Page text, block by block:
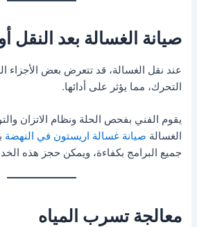
صيانة الغسالة بعد النقل
عند نقل الغسالة، قد تتعرض بعض الأجزاء
التحرك، مما يؤثر على أدائها.
يقوم الفني بفحص الحلة ونظام الاتزان
الغسالة صيانة غسالة اريستون في النهضة
جميع البرامج بكفاءة، ويمكن حجز هذه
معالجة تسرب المياه